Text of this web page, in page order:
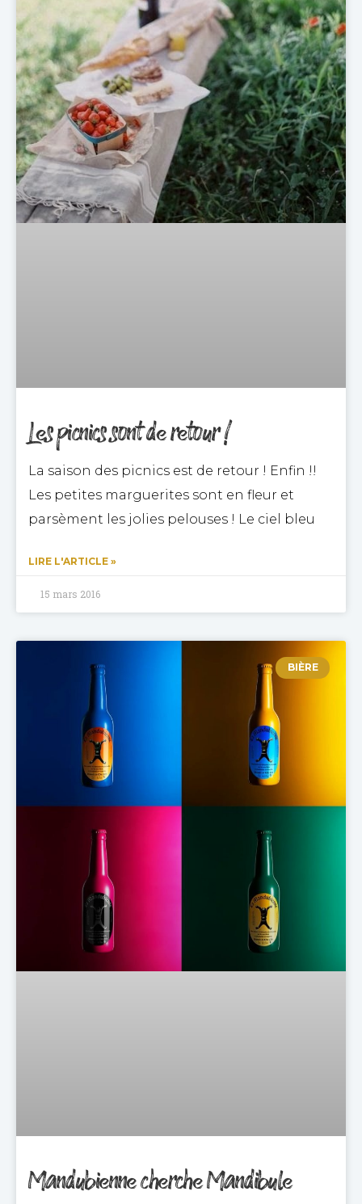
Les picnics sont de retour !
La saison des picnics est de retour ! Enfin !!
Les petites marguerites sont en fleur et
parsèment les jolies pelouses ! Le ciel bleu
LIRE L'ARTICLE »
15 mars 2016
BIÈRE
Mandubienne cherche Mandibule